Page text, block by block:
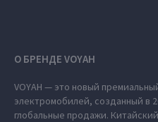
О БРЕНДЕ VOYAH
VOYAH — это новый
электромобилей, созданный в
глобальные продажи.